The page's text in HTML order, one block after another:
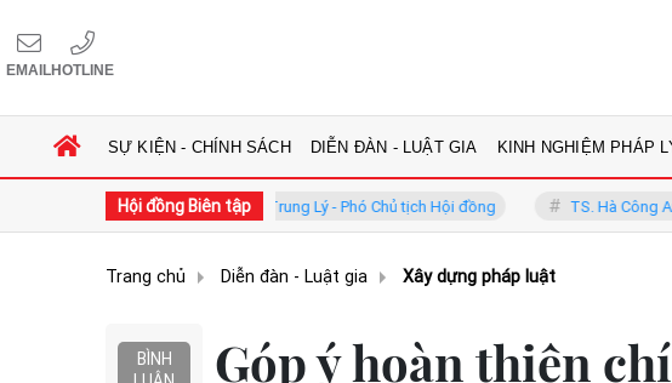
EMAILHOTLINE
SỰ KIỆN - CHÍNH SÁCH DIỄN ĐÀN - LUẬT GIA KINH NGHIỆM PHÁP
Hội đồng Biên tập
GS.TS. Phan Trung Lý - Phó Chủ tịch Hội đồng TS. Hà Công Anh Bảo -
Trang chủ Diễn đàn - Luật gia Xây dựng pháp luật
BÌNH
Góp ý hoàn thiện